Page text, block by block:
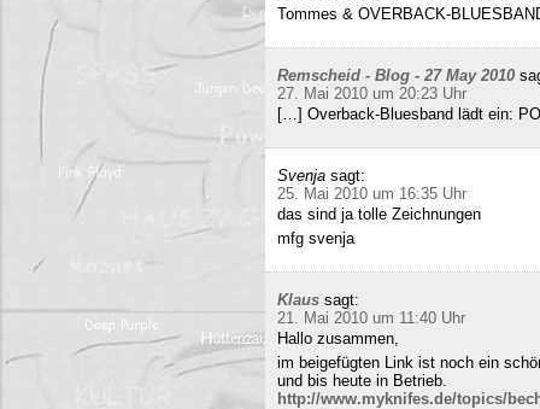
Tommes & OVERBACK-
Remscheid - Blog - 27 May 2010
27. Mai 2010 um 20:23 Uhr
[…] Overback-Bluesband lädt ein:
Svenja sagt:
25. Mai 2010 um 16:35 Uhr
das sind ja tolle Zeichnungen
mfg svenja
Klaus sagt:
21. Mai 2010 um 11:40 Uhr
Hallo zusammen,
im beigefügten Link ist noch ein
und bis heute in Betrieb.
http://www.myknifes.de/topics/